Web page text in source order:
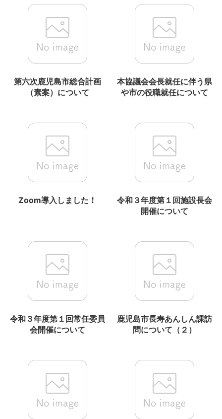
第六次鹿児島市総合計画
（素案）について
本協議会会長就任に伴う県
や市の役職就任について
Zoom導入しました！
令和３年度第１回施設長会
開催について
令和３年度第１回常任委員
会開催について
鹿児島市長寿あんしん課訪
問について（２）